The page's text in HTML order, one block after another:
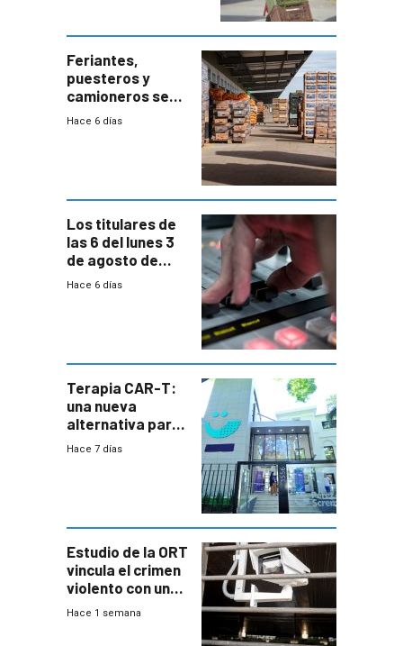
Feriantes,
puesteros y
camioneros se
movilizaron en
Hace 6 días
Los titulares de
las 6 del lunes 3
de agosto de
2026
Hace 6 días
Terapia CAR-T:
una nueva
alternativa para
niños y
Hace 7 días
Estudio de la ORT
vincula el crimen
violento con una
menor creación
Hace 1 semana